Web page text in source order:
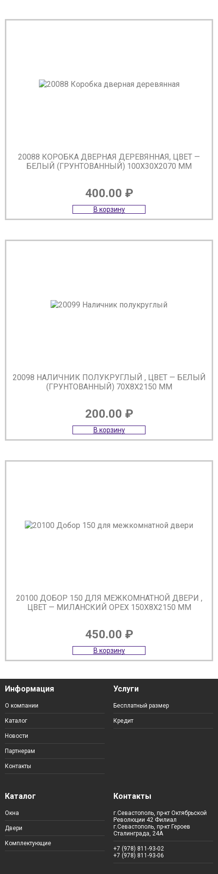
20088 КОРОБКА ДВЕРНАЯ ДЕРЕВЯННАЯ, ЦВЕТ —
БЕЛЫЙ (ГРУНТОВАННЫЙ) 100Х30Х2070 ММ
400.00 ₽
В корзину
20098 НАЛИЧНИК ПОЛУКРУГЛЫЙ , ЦВЕТ — БЕЛЫЙ
(ГРУНТОВАННЫЙ) 70Х8Х2150 ММ
200.00 ₽
В корзину
20100 ДОБОР 150 ДЛЯ МЕЖКОМНАТНОЙ ДВЕРИ ,
ЦВЕТ — МИЛАНСКИЙ ОРЕХ 150Х8Х2150 ММ
450.00 ₽
В корзину
Информация
О компании
Каталог
Новости
Партнерам
Контакты
Услуги
Бесплатный размер
Кредит
Каталог
Окна
Двери
Комплектующие
Контакты
г.Севастополь, пр-кт Октябрьской
Революции 42 Филиал
г.Севастополь, пр-кт Героев
Сталинграда, 24А
+7 (978) 811-93-02
+7 (978) 811-93-06